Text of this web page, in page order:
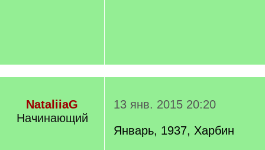
NataliiaG
Начинающий
13 янв. 2015 20:20
Январь, 1937, Харбин